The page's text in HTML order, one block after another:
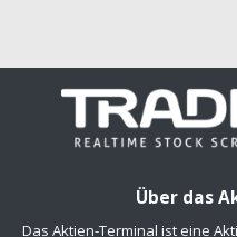
Über das
Das Aktien-Terminal ist eine